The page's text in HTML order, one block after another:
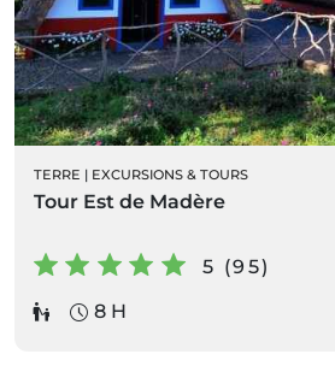
TERRE | EXCURSIONS & TOURS
Tour Est de Madère
5 (95)
8 H